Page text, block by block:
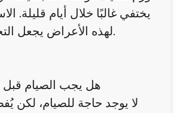
يختفي غالبًا خلال أيام قليلة.
لهذه الأعراض يجعل التجربة أكثر راحة.
1. هل يجب الصيام
لا يوجد حاجة للصيام، لكن